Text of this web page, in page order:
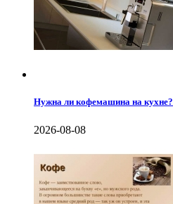
Нужна ли кофемашина на кухне?
2026-08-08